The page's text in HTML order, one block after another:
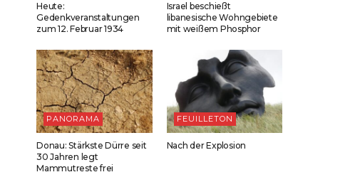
Heute:
Gedenkveranstaltungen
zum 12. Februar 1934
Israel beschießt
libanesische Wohngebiete
mit weißem Phosphor
PANORAMA
Donau: Stärkste Dürre seit
30 Jahren legt
Mammutreste frei
FEUILLETON
Nach der Explosion